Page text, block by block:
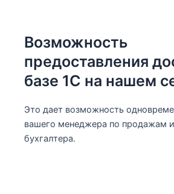
Возможность
предоставления
базе 1С на нашем
Это дает возможность
вашего менеджера по продажам
бухгалтера.